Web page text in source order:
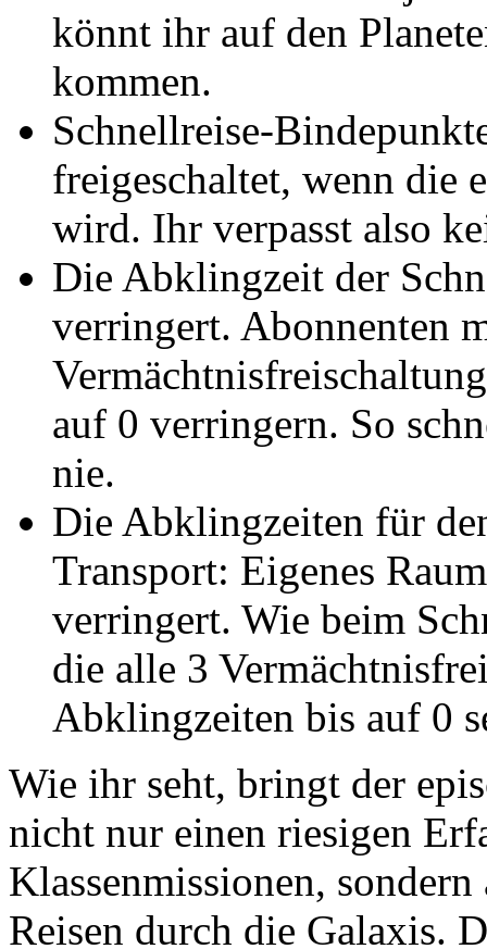
könnt ihr auf den
kommen.
Schnellreise-
freigeschaltet, wenn die
wird. Ihr verpasst also
Die Abklingzeit der
verringert. Abonnenten
auf 0 verringern. So
nie.
Die Abklingzeiten für
Transport: Eigenes
verringert. Wie beim
die alle 3
Abklingzeiten bis auf 0
Wie ihr seht, bringt der
nicht nur einen riesigen
Klassenmissionen,
Reisen durch die Galaxis.